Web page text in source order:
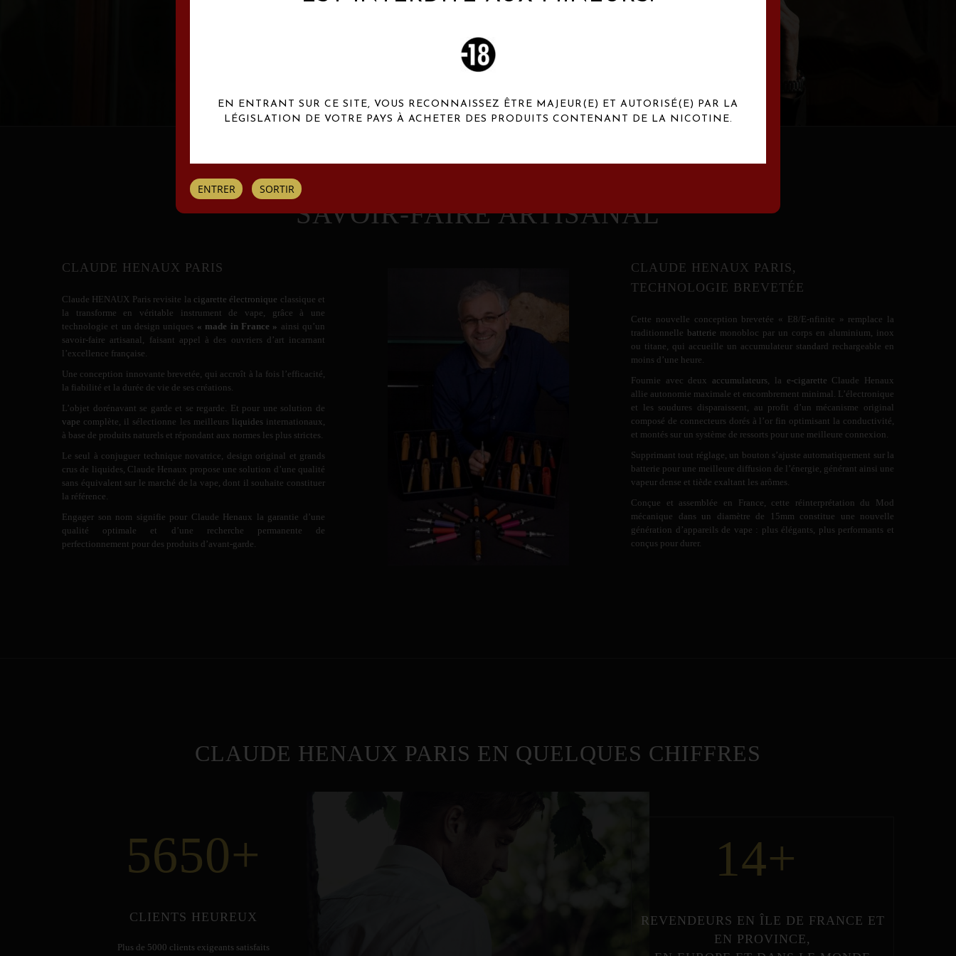
SAVOIR-FAIRE ARTISANAL
CLAUDE HENAUX PARIS
Claude HENAUX Paris revisite la cigarette électronique classique et
la transforme en véritable instrument de vape, grâce à une
technologie et un design uniques « made in France » ainsi qu’un
savoir-faire artisanal, faisant appel à des ouvriers d’art incarnant
l’excellence française.
Une conception innovante brevetée, qui accroît à la fois l’efficacité,
la fiabilité et la durée de vie de ses créations.
L’objet dorénavant se garde et se regarde. Et pour une solution de
vape complète, il sélectionne les meilleurs liquidesinternationaux,
à base de produits naturels et répondant aux normes les plus strictes.
Le seul à conjuguer technique novatrice, design original et grands
crus de liquides, Claude Henaux propose une solution d’une qualité
sans équivalent sur le marché de la vape, dont il souhaite constituer
la référence.
Engager son nom signifie pour Claude Henaux la garantie d’une
qualité optimale et d’une recherche permanente de
perfectionnement pour des produits d’avant-garde.
CLAUDE HENAUX PARIS,
TECHNOLOGIE BREVETÉE
Cette nouvelle conception brevetée « E8/E-nfinite » remplace la
traditionnelle batterie monobloc par un corps en aluminium, inox
ou titane, qui accueille un accumulateur standard rechargeable en
moins d’une heure.
Fournie avec deux accumulateurs , la e-cigarette Claude Henaux
allie autonomie maximale et encombrement minimal. L’électronique
et les soudures disparaissent, au profit d’un mécanisme original
composé de connecteurs dorés à l’or fin optimisant la conductivité,
et montés sur un système de ressorts pour une meilleure connexion.
Supprimant tout réglage, un bouton s’ajuste automatiquement sur la
batterie pour une meilleure diffusion de l’énergie, générant ainsi une
vapeur dense et tiède exaltant les arômes.
Conçue et assemblée en France, cette réinterprétation du Mod
mécanique dans un diamètre de 15mm constitue une nouvelle
génération d’appareils de vape : plus élégants, plus performants et
conçus pour durer.
CLAUDE HENAUX PARIS EN QUELQUES CHIFFRES
5650+
CLIENTS HEUREUX
Plus de 5000 clients exigeants satisfaits
14+
REVENDEURS EN ÎLE DE FRANCE ET
EN PROVINCE,
EN ENTRANT SUR CE SITE, VOUS RECONNAISSEZ ÊTRE MAJEUR(E) ET AUTORISÉ(E) PAR LA
LÉGISLATION DE VOTRE PAYS À ACHETER DES PRODUITS CONTENANT DE LA NICOTINE.
ENTRER SORTIR